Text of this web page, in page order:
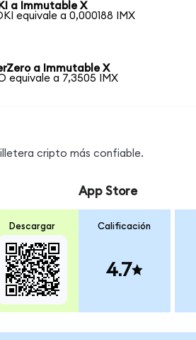
a Immutable X
equivale a 0,000188 IMX
a Immutable X
equivale a 7,3505 IMX
cripto más confiable.
Descargar
App Store
Calificación
4.7